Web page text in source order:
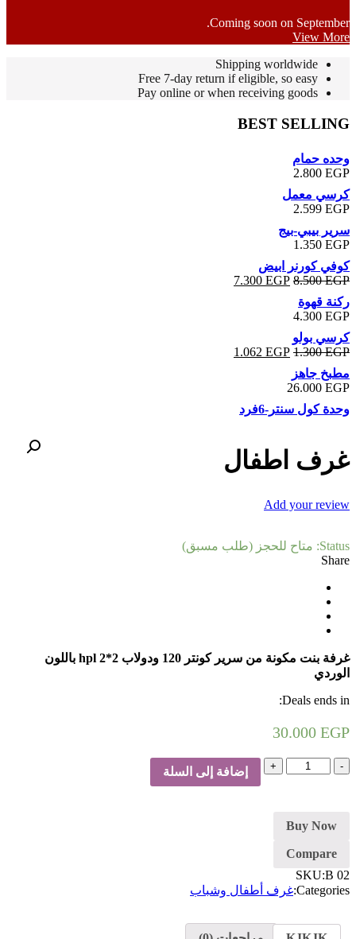
Coming soon on September.
View More
Shipping worldwide
Free 7-day return if eligible, so easy
Pay online or when receiving goods
BEST SELLING
وحده حمام
2.800 EGP
كرسي معمل
2.599 EGP
سرير بيبي-بيج
1.350 EGP
كوفي كورنر ابيض
8.500EGP
7.300 EGP
ركنة قهوة
4.300 EGP
كرسي بولو
1.300EGP
1.062 EGP
مطبخ جاهز
26.000 EGP
وحدة كول سنتر-6فرد
غرف اطفال
Add your review
Status: متاح للحجز (طلب مسبق)
Share
غرفة بنت مكونة من سرير كونتر 120 ودولاب hpl 2*2 باللون
الوردي
Deals ends in:
30.000 EGP
كمية
إضافة إلى السلة
Buy Now
Compare
SKU:B 02
Categories: غرف أطفال وشباب